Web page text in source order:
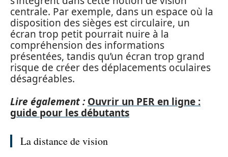
centrale. Par exemple, dans un espace où la
disposition des sièges est circulaire, un
écran trop petit pourrait nuire à la
compréhension des informations
présentées, tandis qu’un écran trop grand
risque de créer des déplacements oculaires
désagréables.
Lire également : Ouvrir un PER en ligne :
guide pour les débutants
La distance de vision